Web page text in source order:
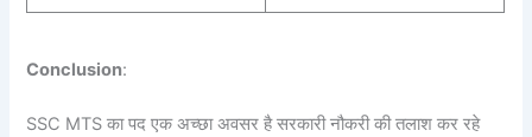
Conclusion:
SSC MTS का पद एक अच्छा अवसर है सरकारी नौकरी की तलाश कर रहे